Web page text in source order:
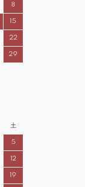
8
15
22
29
土
5
12
19